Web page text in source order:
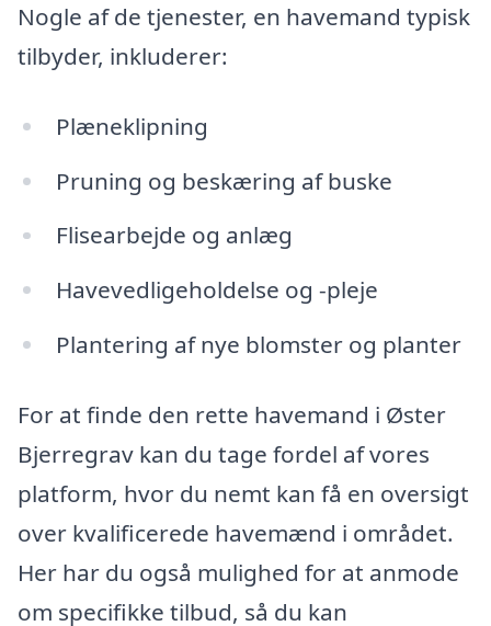
Nogle af de tjenester, en havemand typisk
tilbyder, inkluderer:
Plæneklipning
Pruning og beskæring af buske
Flisearbejde og anlæg
Havevedligeholdelse og -pleje
Plantering af nye blomster og planter
For at finde den rette havemand i Øster
Bjerregrav kan du tage fordel af vores
platform, hvor du nemt kan få en oversigt
over kvalificerede havemænd i området.
Her har du også mulighed for at anmode
om specifikke tilbud, så du kan